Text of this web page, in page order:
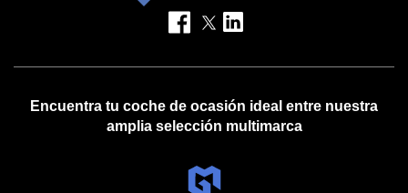
Encuentra tu coche de ocasión ideal entre nuestra
amplia selección multimarca